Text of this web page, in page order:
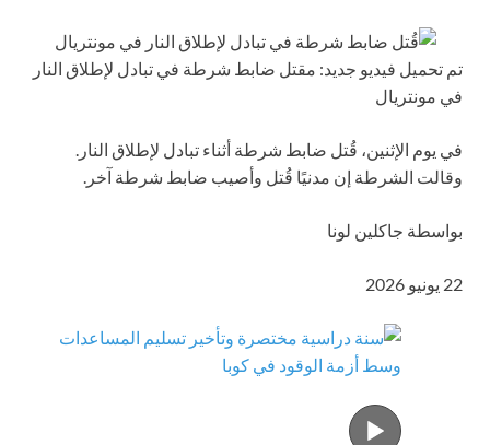
تم تحميل فيديو جديد: مقتل ضابط شرطة في تبادل لإطلاق النار
في مونتريال
في يوم الإثنين، قُتل ضابط شرطة أثناء تبادل لإطلاق النار.
وقالت الشرطة إن مدنيًا قُتل وأصيب ضابط شرطة آخر.
بواسطة جاكلين لونا
22 يونيو 2026